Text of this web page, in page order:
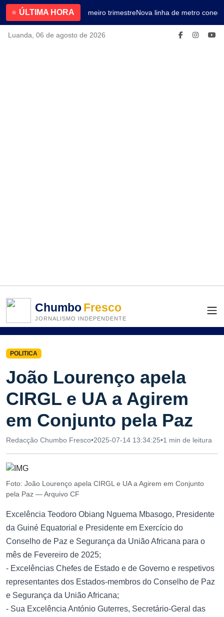
ÚLTIMA HORA4.2% no primeiro trimestreNova linha de metro
Luanda, 06 de agosto de 2026
ChumboFresco
JORNALISMO INDEPENDENTE
POLITICA
João Lourenço apela
CIRGL e UA a Agirem
em Conjunto pela Paz
Redacção Chumbo Fresco•2025-07-14 13:34:25•1 min de leitura
Foto: João Lourenço apela CIRGL e UA a Agirem em Conjunto
pela Paz — Arquivo CF
Excelência Teodoro Obiang Nguema Mbasogo, Presidente
da Guiné Equatorial e Presidente em Exercício do
Conselho de Paz e Segurança da União Africana para o
mês de Fevereiro de 2025;
- Excelências Chefes de Estado e de Governo e respetivos
representantes dos Estados-membros do Conselho de Paz
e Segurança da União Africana;
- Sua Excelência António Guterres, Secretário-Geral das